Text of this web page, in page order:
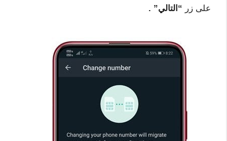
على زر “التالي” .